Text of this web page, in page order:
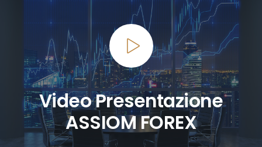
Video Presentazione
ASSIOM FOREX